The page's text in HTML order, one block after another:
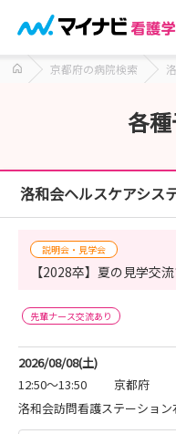
京都府の病院検索
各
洛和会ヘルスケアシス
説明会・見学会
【2028卒】夏の見学交流
先輩ナース交流あり
2026/08/08(土)
12:50～13:50
京都府
洛和会訪問看護ステーション